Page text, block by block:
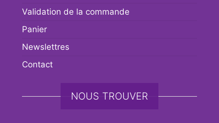
Validation de la commande
Panier
Newslettres
Contact
NOUS TROUVER